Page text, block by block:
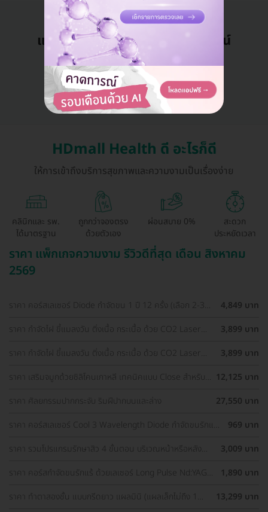
แอดมินพร้อมดูแลคุณทุกวันทางไลน์
คุยกับแอดมิน ฟรี!
HDmall Health ดี อะไรก็ดี
ให้การเข้าถึงบริการสุขภาพและความงามเป็นเรื่องง่าย
คลินิกและ รพ.
ได้มาตรฐาน
ถูกกว่าจองตรง
ด้วยตัวเอง
ผ่อนสบาย 0%
สะดวก
ประหยัดเวลา
ราคา แพ็กเกจความงาม รีวิวดีที่สุด เดือน สิงหาคม
2569
ราคา คอร์สเลเซอร์ Diode กำจัดขน 1 ปี 12 ครั้ง (เลือก 2-3
4,849 บาท
ราคา กำจัดไฝ ขี้แมลงวัน ติ่งเนื้อ กระเนื้อ ด้วย CO2 Laser
ลำคอ 1 ครั้ง
3,899 บาท
ราคา กำจัดไฝ ขี้แมลงวัน ติ่งเนื้อ กระเนื้อ ด้วย CO2 Laser
ลำคอ 1 ครั้ง
3,899 บาท
ราคา เสริมจมูกด้วยซิลิโคนเกาหลี เทคนิคแบบ Close สำหรับ
12,125 บาท
ราคา ศัลยกรรมปากกระจับ ริมฝีปากบนและล่าง
27,550 บาท
ราคา คอร์สเลเซอร์ Cool 3 Wavelength Diode กำจัดขนรักแร้
969 บาท
ราคา รวมโปรแกรมรักษาสิว 4 ขั้นตอน บริเวณหน้าหรือหลัง
3,009 บาท
ราคา คอร์สกำจัดขนรักแร้ ด้วยเลเซอร์ Long Pulse Nd:YAG
1,890 บาท
ราคา ทำตาสองชั้น แบบกรีดยาว แผลมินิ (แผลเล็กไม่ถึง 1
13,299 บาท